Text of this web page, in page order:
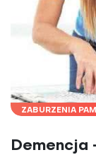
ZABURZENIA
Demencja